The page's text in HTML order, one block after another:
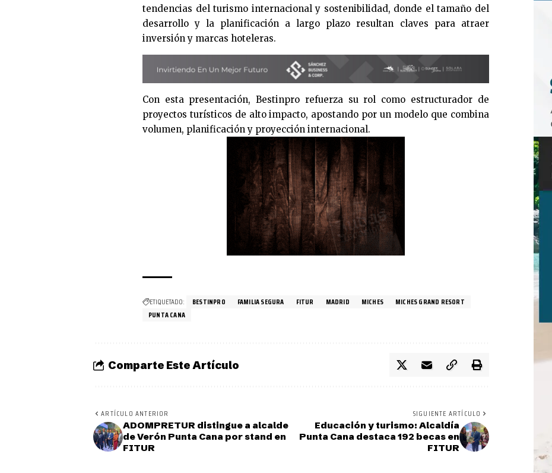
tendencias del turismo internacional y sostenibilidad, donde el tamaño del
desarrollo y la planificación a largo plazo resultan claves para atraer
inversión y marcas hoteleras.
Con esta presentación, Bestinpro refuerza su rol como estructurador de
proyectos turísticos de alto impacto, apostando por un modelo que combina
volumen, planificación y proyección internacional.
ETIQUETADO: BESTINPRO FAMILIA SEGURA FITUR MADRID MICHES
MICHES GRAND RESORT
PUNTA CANA
Comparte Este Artículo
ARTÍCULO ANTERIOR
ADOMPRETUR distingue a alcalde
de Verón Punta Cana por stand en
FITUR
SIGUIENTE ARTÍCULO
Educación y turismo: Alcaldía
Punta Cana destaca 192 becas en
FITUR